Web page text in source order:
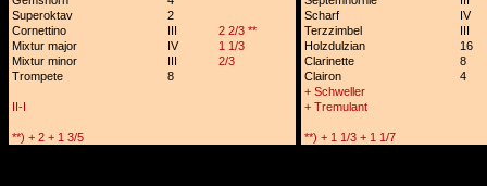
Superoktav
2 Scharf
IV
Cornettino
III 2 2/3 ** Terzzimbel
III
Mixtur major
IV 1 1/3 Holzdulzian
16
Mixtur minor
III 2/3 Clarinette
8
Trompete
8 Clairon
4
+ Schweller
II-I
+ Tremulant
**) + 2 + 1 3/5 **) + 1 1/3 + 1 1/7